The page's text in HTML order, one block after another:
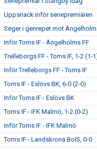
Uppsnack inför seriepremiären
Seger i genrepet mot
Inför Torns IF - Ängelholms FF
Trelleborgs FF - Torns IF, 1-2 (1-
Inför Trelleborgs FF - Torns IF
Torns IF - Eslövs BK, 6-0 (2-0)
Inför Torns IF - Eslövs BK
Torns IF - IFK Malmö, 1-2 (0-2)
Inför Torns IF - IFK Malmö
Torns IF - Landskrona BoIS, 0-0